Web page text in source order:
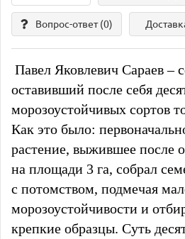
Вопрос-ответ(0)
Павел Яковлевич Сараев –
оставивший после себя
морозоустойчивых сортов
Как это было:
растение, выжившее после
на площади 3 га, собрал
с потомством, подмечая
морозоустойчивости и
крепкие образцы. Суть